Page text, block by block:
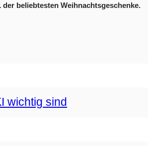
beliebtesten Weihnachtsgeschenke.
wichtig sind